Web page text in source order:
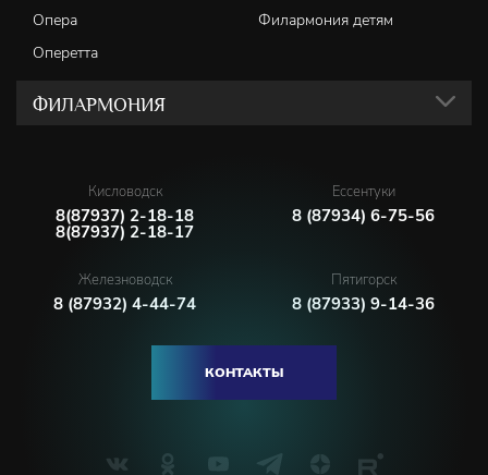
Опера
Филармония детям
Оперетта
ФИЛАРМОНИЯ
Кисловодск
8(87937) 2-18-18
8(87937) 2-18-17
Ессентуки
8 (87934) 6-75-56
Железноводск
8 (87932) 4-44-74
Пятигорск
8 (87933) 9-14-36
КОНТАКТЫ